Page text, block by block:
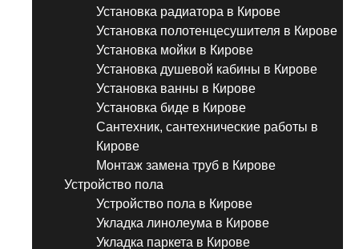
Установка радиатора в Кирове
Установка полотенцесушителя в Кирове
Установка мойки в Кирове
Установка душевой кабины в Кирове
Установка ванны в Кирове
Установка биде в Кирове
Сантехник, сантехнические работы в
Кирове
Монтаж замена труб в Кирове
Устройство пола
Устройство пола в Кирове
Укладка линолеума в Кирове
Укладка паркета в Кирове